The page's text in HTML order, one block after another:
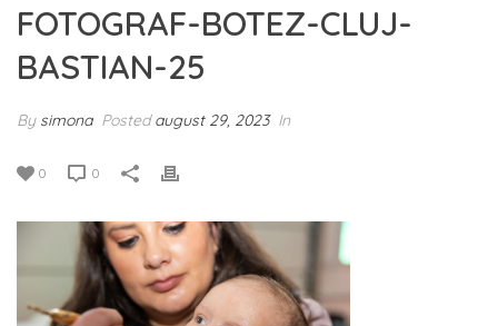
FOTOGRAF-BOTEZ-CLUJ-
BASTIAN-25
By simona Postedaugust 29, 2023 In
0 0